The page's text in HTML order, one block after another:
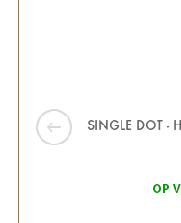
SINGLE DOT -
OP